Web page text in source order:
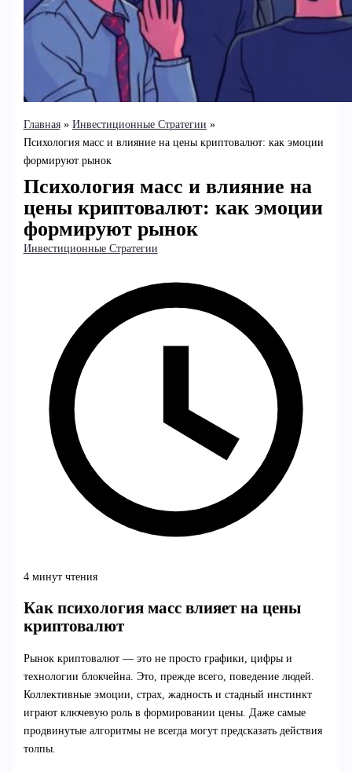
Главная
Инвестиционные Стратегии
Психология масс и влияние на цены криптовалют: как эмоции
формируют рынок
Психология масс и влияние на
цены криптовалют: как эмоции
формируют рынок
Инвестиционные Стратегии
4 минут чтения
Как психология масс влияет на цены
криптовалют
Рынок криптовалют — это не просто графики, цифры и
технологии блокчейна. Это, прежде всего, поведение людей.
Коллективные эмоции, страх, жадность и стадный инстинкт
играют ключевую роль в формировании цены. Даже самые
продвинутые алгоритмы не всегда могут предсказать действия
толпы.